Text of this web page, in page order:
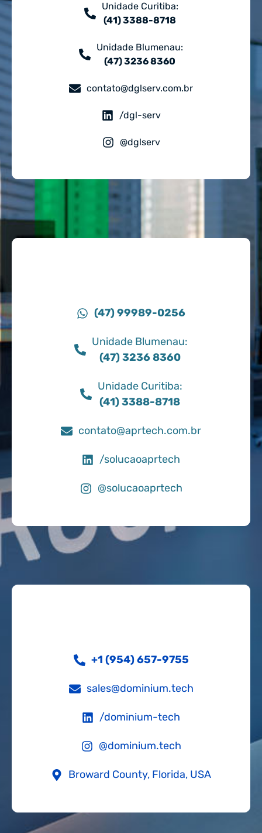
Unidade Curitiba:
(41) 3388-8718
Unidade Blumenau:
(47) 3236 8360
contato@dglserv.com.br
/dgl-serv
@dglserv
(47) 99989-0256
Unidade Blumenau:
(47) 3236 8360
Unidade Curitiba:
(41) 3388-8718
contato@aprtech.com.br
/solucaoaprtech
@solucaoaprtech
+1 (954) 657-9755
sales@dominium.tech
/dominium-tech
@dominium.tech
Broward County, Florida, USA